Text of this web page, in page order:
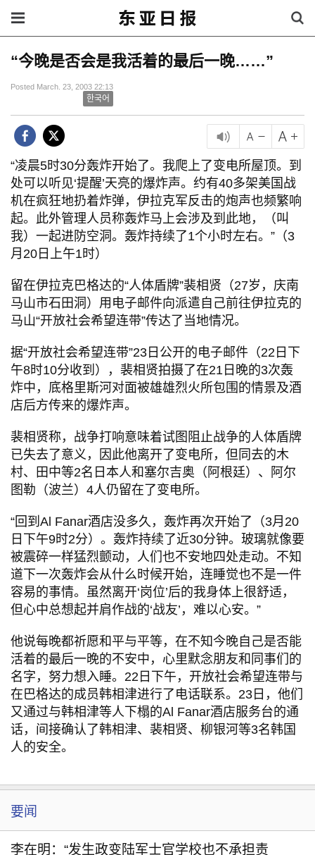
“今晚是否会是我活着的最后一晚……”
Posted March. 23, 2003 22:13
한국어
“凌晨5时30分轰炸开始了。我爬上了变电所屋顶。到
处可以听见‘提醒’天亮的爆炸声。约有40多架美国战
机在疯狂地扔着炸弹，伊拉克军反击的炮声也频繁响
起。此外管理人员称轰炸马上会涉及到此地，（叫
我）一起进防空洞。轰炸持续了1个小时左右。”（3
月20日上午1时）
留在伊拉克巴格达的“人体盾牌”裴相贤（27岁，庆南
马山市石田洞）用电子邮件向派遣自己前往伊拉克的
马山“开放社会希望连带”传达了当地情况。
据“开放社会希望连带”23日公开的电子邮件（22日下
午8时10分收到），裴相贤拍摄了在21日晚的3次轰
炸中，底格里斯河对面被雄雄烈火所包围的情景及酒
店后方传来的爆炸声。
裴相贤称，战争打响意味着试图阻止战争的人体盾牌
已失去了意义，因此他离开了变电所，但同去的木
村、田中等2名日本人和塞尔吉奥（阿根廷）、阿尔
图勒（波兰）4人仍留在了变电所。
“回到Al Fanar酒店没多久，轰炸再次开始了（3月20
日下午9时2分）。轰炸持续了近30分钟。玻璃就像要
被震碎一样猛烈颤动，人们也不安地四处走动。不知
道下一次轰炸会从什么时候开始，连睡觉也不是一件
容易的事情。虽然离开‘岗位’后的我身体上很舒适，
但心中总想起并肩作战的‘战友’，难以心安。”
他说每晚都祈愿和平与平等，在不知今晚自己是否能
活着的最后一晚的不安中，心里默念朋友和同事们的
名字，努力想入睡。22日下午，开放社会希望连带与
在巴格达的成员韩相津进行了电话联系。23日，他们
又通过与韩相津等人下榻的Al Fanar酒店服务台的通
话，间接确认了韩相津、裴相贤、柳银河等3名韩国
人的安全。
要闻
李在明：“发生政变陆军士官学校也不承担责